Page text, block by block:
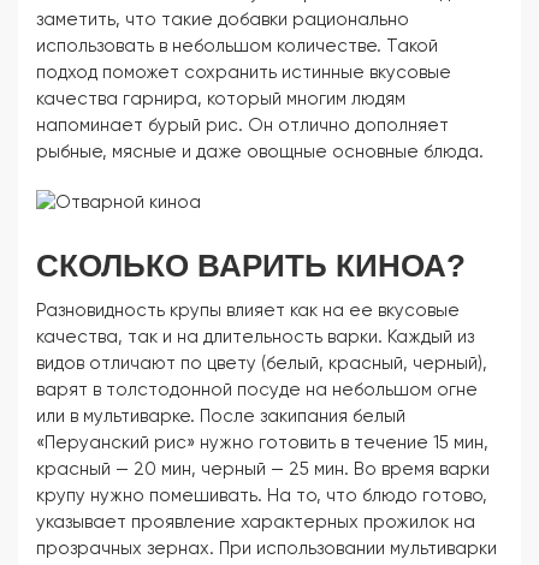
заметить, что такие добавки рационально
использовать в небольшом количестве. Такой
подход поможет сохранить истинные вкусовые
качества гарнира, который многим людям
напоминает бурый рис. Он отлично дополняет
рыбные, мясные и даже овощные основные блюда.
СКОЛЬКО ВАРИТЬ КИНОА?
Разновидность крупы влияет как на ее вкусовые
качества, так и на длительность варки. Каждый из
видов отличают по цвету (белый, красный, черный),
варят в толстодонной посуде на небольшом огне
или в мультиварке. После закипания белый
«Перуанский рис» нужно готовить в течение 15 мин,
красный — 20 мин, черный — 25 мин. Во время варки
крупу нужно помешивать. На то, что блюдо готово,
указывает проявление характерных прожилок на
прозрачных зернах. При использовании мультиварки